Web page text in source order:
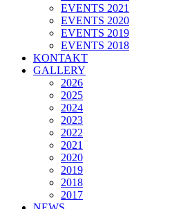
EVENTS 2021
EVENTS 2020
EVENTS 2019
EVENTS 2018
KONTAKT
GALLERY
2026
2025
2024
2023
2022
2021
2020
2019
2018
2017